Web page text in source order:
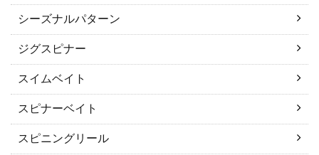
シーズナルパターン
ジグスピナー
スイムベイト
スピナーベイト
スピニングリール